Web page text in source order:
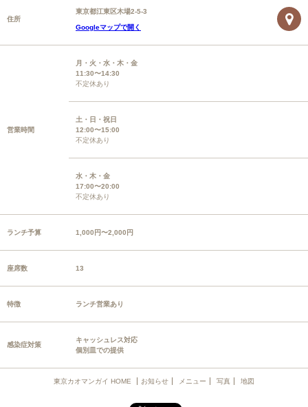
住所
東京都江東区木場2-5-3
Googleマップで開く
営業時間
月・火・水・木・金
11:30〜14:30
不定休あり
土・日・祝日
12:00〜15:00
不定休あり
水・木・金
17:00〜20:00
不定休あり
ランチ予算 1,000円〜2,000円
座席数 13
特徴 ランチ営業あり
感染症対策
キャッシュレス対応
個別皿での提供
東京カオマンガイ HOME お知らせ メニュー 写真 地図